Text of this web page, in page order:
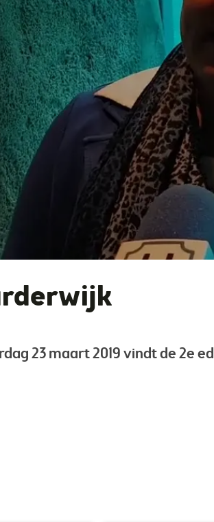
23 maart 2019 vindt de 2e